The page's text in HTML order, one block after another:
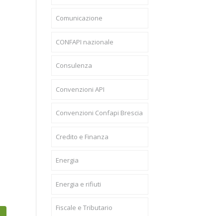
Comunicazione
CONFAPI nazionale
Consulenza
Convenzioni API
Convenzioni Confapi Brescia
Credito e Finanza
Energia
Energia e rifiuti
Fiscale e Tributario